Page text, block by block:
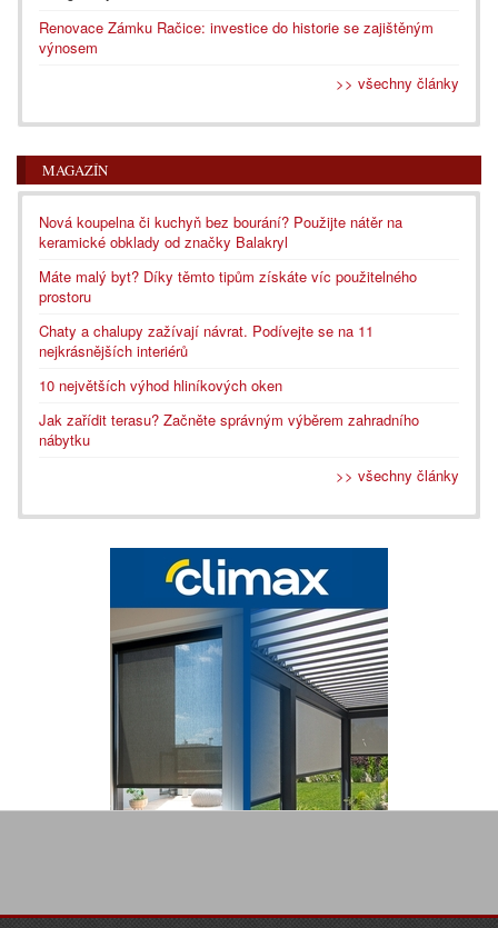
Renovace Zámku Račice: investice do historie se zajištěným
výnosem
>> všechny články
MAGAZÍN
Nová koupelna či kuchyň bez bourání? Použijte nátěr na
keramické obklady od značky Balakryl
Máte malý byt? Díky těmto tipům získáte víc použitelného
prostoru
Chaty a chalupy zažívají návrat. Podívejte se na 11
nejkrásnějších interiérů
10 největších výhod hliníkových oken
Jak zařídit terasu? Začněte správným výběrem zahradního
nábytku
>> všechny články